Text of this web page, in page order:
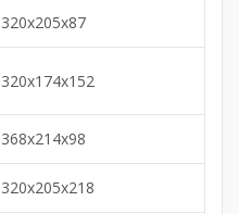
320х205х87
320х174х152
368х214х98
320х205х218